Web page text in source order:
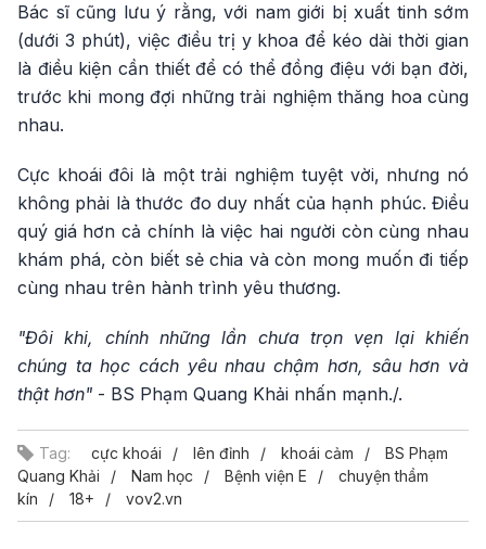
Bác sĩ cũng lưu ý rằng, với nam giới bị xuất tinh sớm
(dưới 3 phút), việc điều trị y khoa để kéo dài thời gian
là điều kiện cần thiết để có thể đồng điệu với bạn đời,
trước khi mong đợi những trải nghiệm thăng hoa cùng
nhau.
Cực khoái đôi là một trải nghiệm tuyệt vời, nhưng nó
không phải là thước đo duy nhất của hạnh phúc. Điều
quý giá hơn cả chính là việc hai người còn cùng nhau
khám phá, còn biết sẻ chia và còn mong muốn đi tiếp
cùng nhau trên hành trình yêu thương.
"Đôi khi, chính những lần chưa trọn vẹn lại khiến
chúng ta học cách yêu nhau chậm hơn, sâu hơn và
thật hơn" - BS Phạm Quang Khải nhấn mạnh./.
Tag: cực khoái lên đỉnh khoái cảm
BS Phạm
Quang Khải
Nam học Bệnh viện E
chuyện thầm
kín
18+ vov2.vn